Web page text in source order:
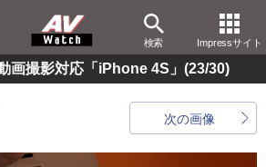
検索 Impressサイト
画撮影対応「iPhone 4S」 (23/30)
次の画像